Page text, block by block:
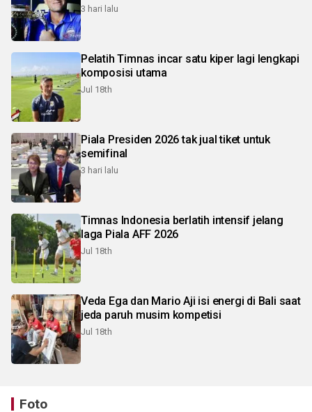
3 hari lalu
Pelatih Timnas incar satu kiper lagi lengkapi
komposisi utama
Jul 18th
Piala Presiden 2026 tak jual tiket untuk
semifinal
3 hari lalu
Timnas Indonesia berlatih intensif jelang
laga Piala AFF 2026
Jul 18th
Veda Ega dan Mario Aji isi energi di Bali saat
jeda paruh musim kompetisi
Jul 18th
Foto